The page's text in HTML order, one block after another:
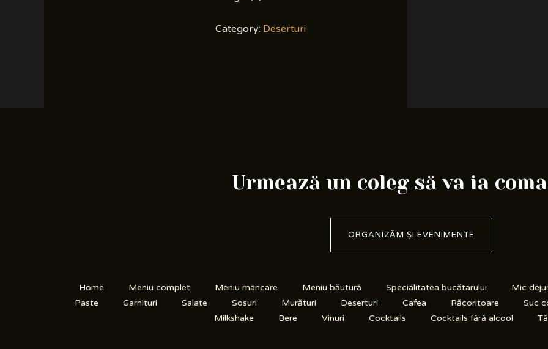
Category: Deserturi
Urmează un coleg să va ia
ORGANIZĂM ȘI EVENIMENTE
Home Meniu complet Meniu mâncare Meniu băutură Specialitatea bucătarului Mic
Paste
Garnituri Salate Sosuri Murături Deserturi Cafea Răcoritoare Suc
Milkshake
Bere Vinuri Cocktails Cocktails fără alcool